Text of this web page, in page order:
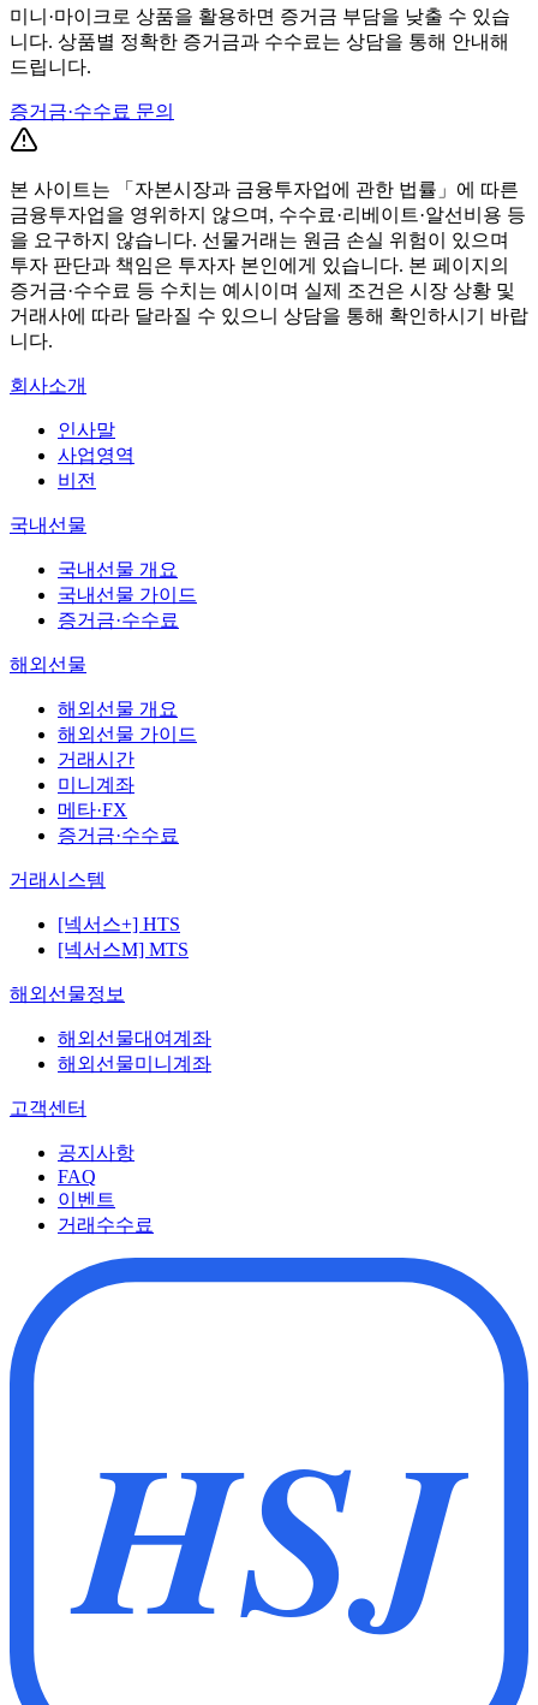
미니·마이크로 상품을 활용하면 증거금 부담을 낮출 수 있습
니다. 상품별 정확한 증거금과 수수료는 상담을 통해 안내해
드립니다.
증거금·수수료 문의
본 사이트는 「자본시장과 금융투자업에 관한 법률」에 따른
금융투자업을 영위하지 않으며, 수수료·리베이트·알선비용 등
을 요구하지 않습니다. 선물거래는 원금 손실 위험이 있으며
투자 판단과 책임은 투자자 본인에게 있습니다. 본 페이지의
증거금·수수료 등 수치는 예시이며 실제 조건은 시장 상황 및
거래사에 따라 달라질 수 있으니 상담을 통해 확인하시기 바랍
니다.
회사소개
인사말
사업영역
비전
국내선물
국내선물 개요
국내선물 가이드
증거금·수수료
해외선물
해외선물 개요
해외선물 가이드
거래시간
미니계좌
메타·FX
증거금·수수료
거래시스템
[넥서스+] HTS
[넥서스M] MTS
해외선물정보
해외선물대여계좌
해외선물미니계좌
고객센터
공지사항
FAQ
이벤트
거래수수료
HSJ